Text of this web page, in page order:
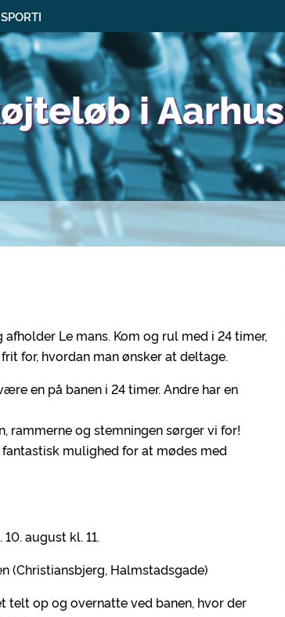
i Aarhus
Le mans. Kom og rul med i 24 timer,
for, hvordan man ønsker at deltage.
en på banen i 24 timer. Andre har en
rammerne og stemningen sørger vi for!
mulighed for at mødes med
august kl. 11.
(Christiansbjerg, Halmstadsgade)
op og overnatte ved banen, hvor der